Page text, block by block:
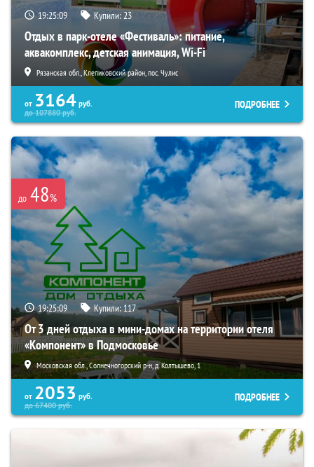
19:25:08 Купили:23
Отдых в парк-отеле «Фестиваль»: питание,
аквакомплекс, детская анимация, Wi-Fi
Рязанская обл., Клепиковский район, пос. Чулис
от 3164 руб.
до107880руб.
ПОДРОБНЕЕ
до 48%
19:25:08 Купили: 117
От 3 дней отдыха в мини-домах на территории отеля
«Компонент» в Подмосковье
Московская обл., Солнечногорский р-н, д. Колтышево, 1
от 2053 руб.
до67400руб.
ПОДРОБНЕЕ